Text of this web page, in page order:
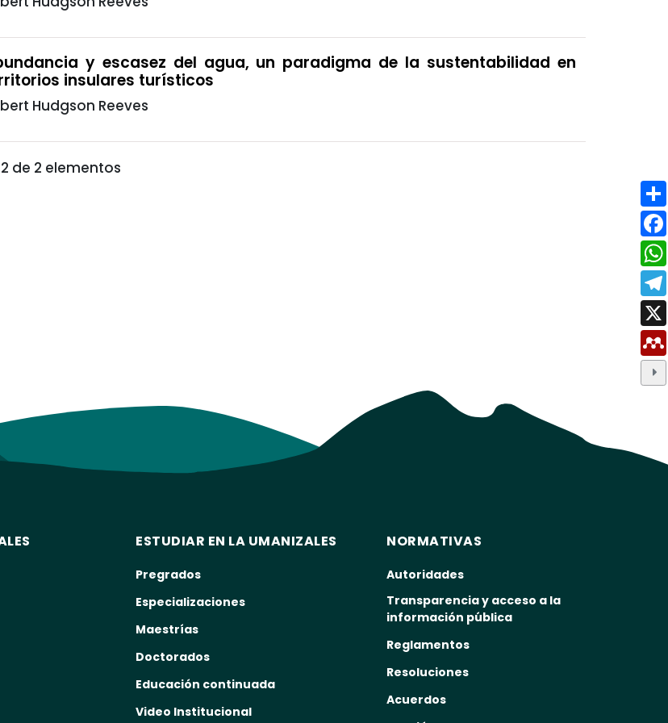
y escasez del agua, un paradigma de la sustentabilidad en
insulares turísticos
Hudgson Reeves
2 de 2 elementos
ESTUDIAR EN LA UMANIZALES
Pregrados
Especializaciones
Maestrías
Doctorados
Educación continuada
Video Institucional
NORMATIVAS
Autoridades
Transparencia y acceso a la
información pública
Reglamentos
Resoluciones
Acuerdos